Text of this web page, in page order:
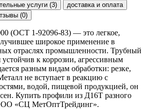
услуги (3)
доставка и оплата
(0)
(ОСТ 1-92096-83) — это легкое,
широкое применение в
отраслях промышленности. Трубный
к коррозии, агрессивным
разным видам обработки: резке,
не вступает в реакцию с
водой, пищевой продукцией, он
Купить профили из Д16Т разного
«СЦ МетОптТрейдинг».